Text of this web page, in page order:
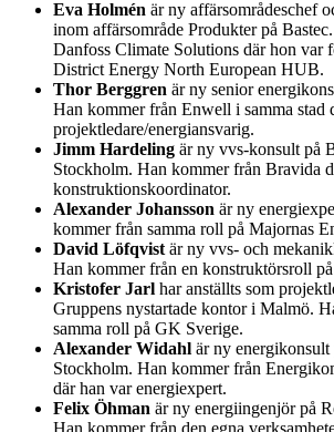
Eva Holmén är ny affärsområdeschef
inom affärsområde Produkter på
Danfoss Climate Solutions där hon var
District Energy North European HUB.
Thor Berggren är ny senior
Han kommer från Enwell i samma stad
projektledare/energiansvarig.
Jimm Hardeling är ny vvs-konsult på
Stockholm. Han kommer från Bravida
konstruktionskoordinator.
Alexander Johansson är ny
kommer från samma roll på Majornas
David Löfqvist är ny vvs- och
Han kommer från en konstruktörsroll
Kristofer Jarl har anställts som
Gruppens nystartade kontor i Malmö.
samma roll på GK Sverige.
Alexander Widahl är ny energikonsult
Stockholm. Han kommer från
där han var energiexpert.
Felix Öhman är ny energiingenjör på
Han kommer från den egna